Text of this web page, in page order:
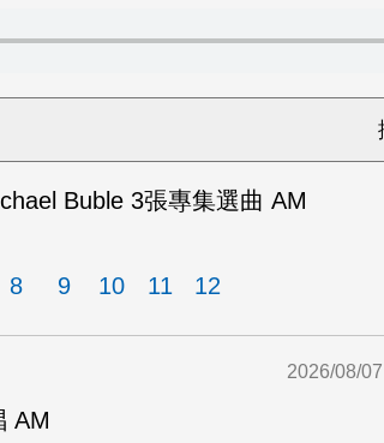
Buble 3張專集選曲 AM
8 9 10 11 12
AM
2026/08/07